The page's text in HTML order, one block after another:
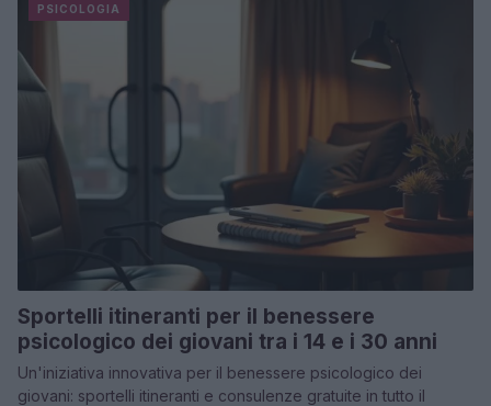
PSICOLOGIA
Sportelli itineranti per il benessere
psicologico dei giovani tra i 14 e i 30 anni
Un'iniziativa innovativa per il benessere psicologico dei
giovani: sportelli itineranti e consulenze gratuite in tutto il